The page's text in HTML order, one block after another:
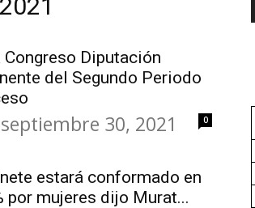
Congreso Diputación
del Segundo Periodo
septiembre 30, 2021 0
estará conformado en
por mujeres dijo Murat...